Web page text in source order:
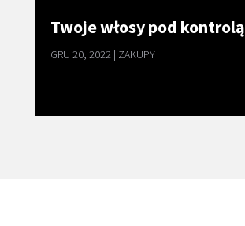
Twoje włosy pod kontrolą
GRU 20, 2022| ZAKUPY